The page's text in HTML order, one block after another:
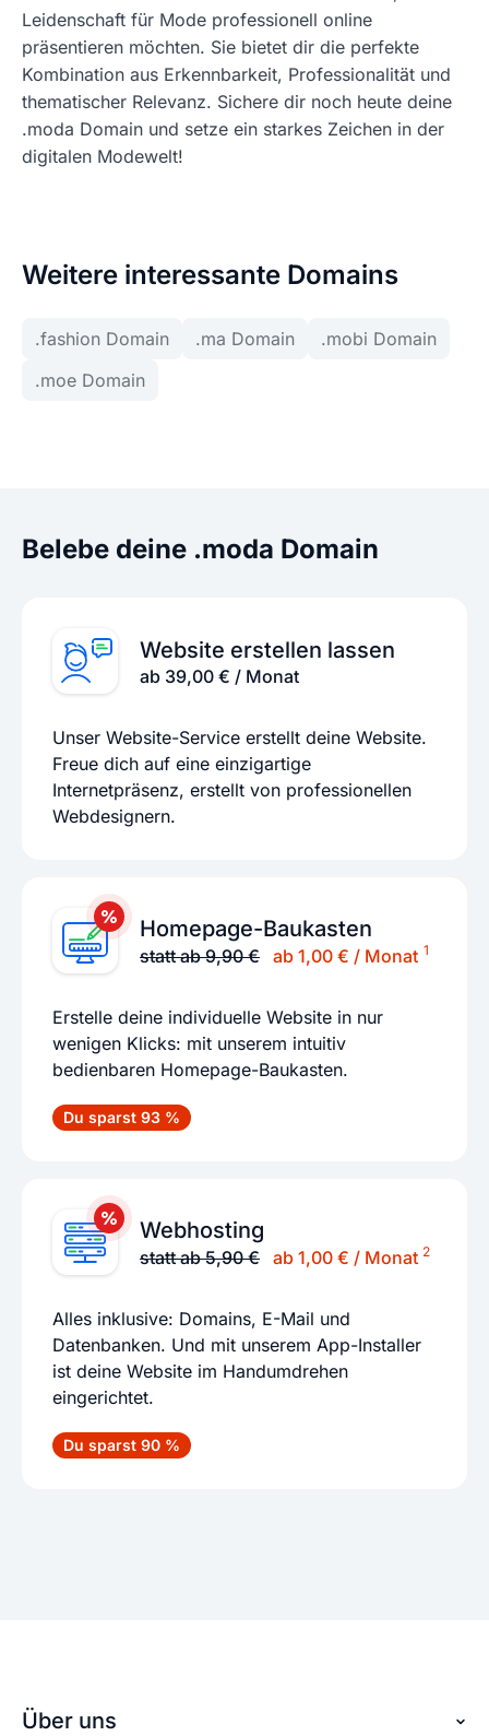
Leidenschaft für Mode professionell online
präsentieren möchten. Sie bietet dir die perfekte
Kombination aus Erkennbarkeit, Professionalität und
thematischer Relevanz. Sichere dir noch heute deine
.moda Domain und setze ein starkes Zeichen in der
digitalen Modewelt!
Weitere interessante Domains
.fashion Domain .ma Domain
.mobi Domain
.moe Domain
Belebe deine .moda Domain
Website erstellen lassen
ab 39,00 € / Monat
Unser Website-Service erstellt deine Website.
Freue dich auf eine einzigartige
Internetpräsenz, erstellt von professionellen
Webdesignern.
Homepage-Baukasten
statt ab 9,90 € ab 1,00 € / Monat 1
Erstelle deine individuelle Website in nur
wenigen Klicks: mit unserem intuitiv
bedienbaren Homepage-Baukasten.
Du sparst 93 %
Webhosting
statt ab 5,90 € ab 1,00 € / Monat 2
Alles inklusive: Domains, E-Mail und
Datenbanken. Und mit unserem App-Installer
ist deine Website im Handumdrehen
eingerichtet.
Du sparst 90 %
Über uns